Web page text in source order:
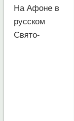
На Афоне в
русском
Свято-